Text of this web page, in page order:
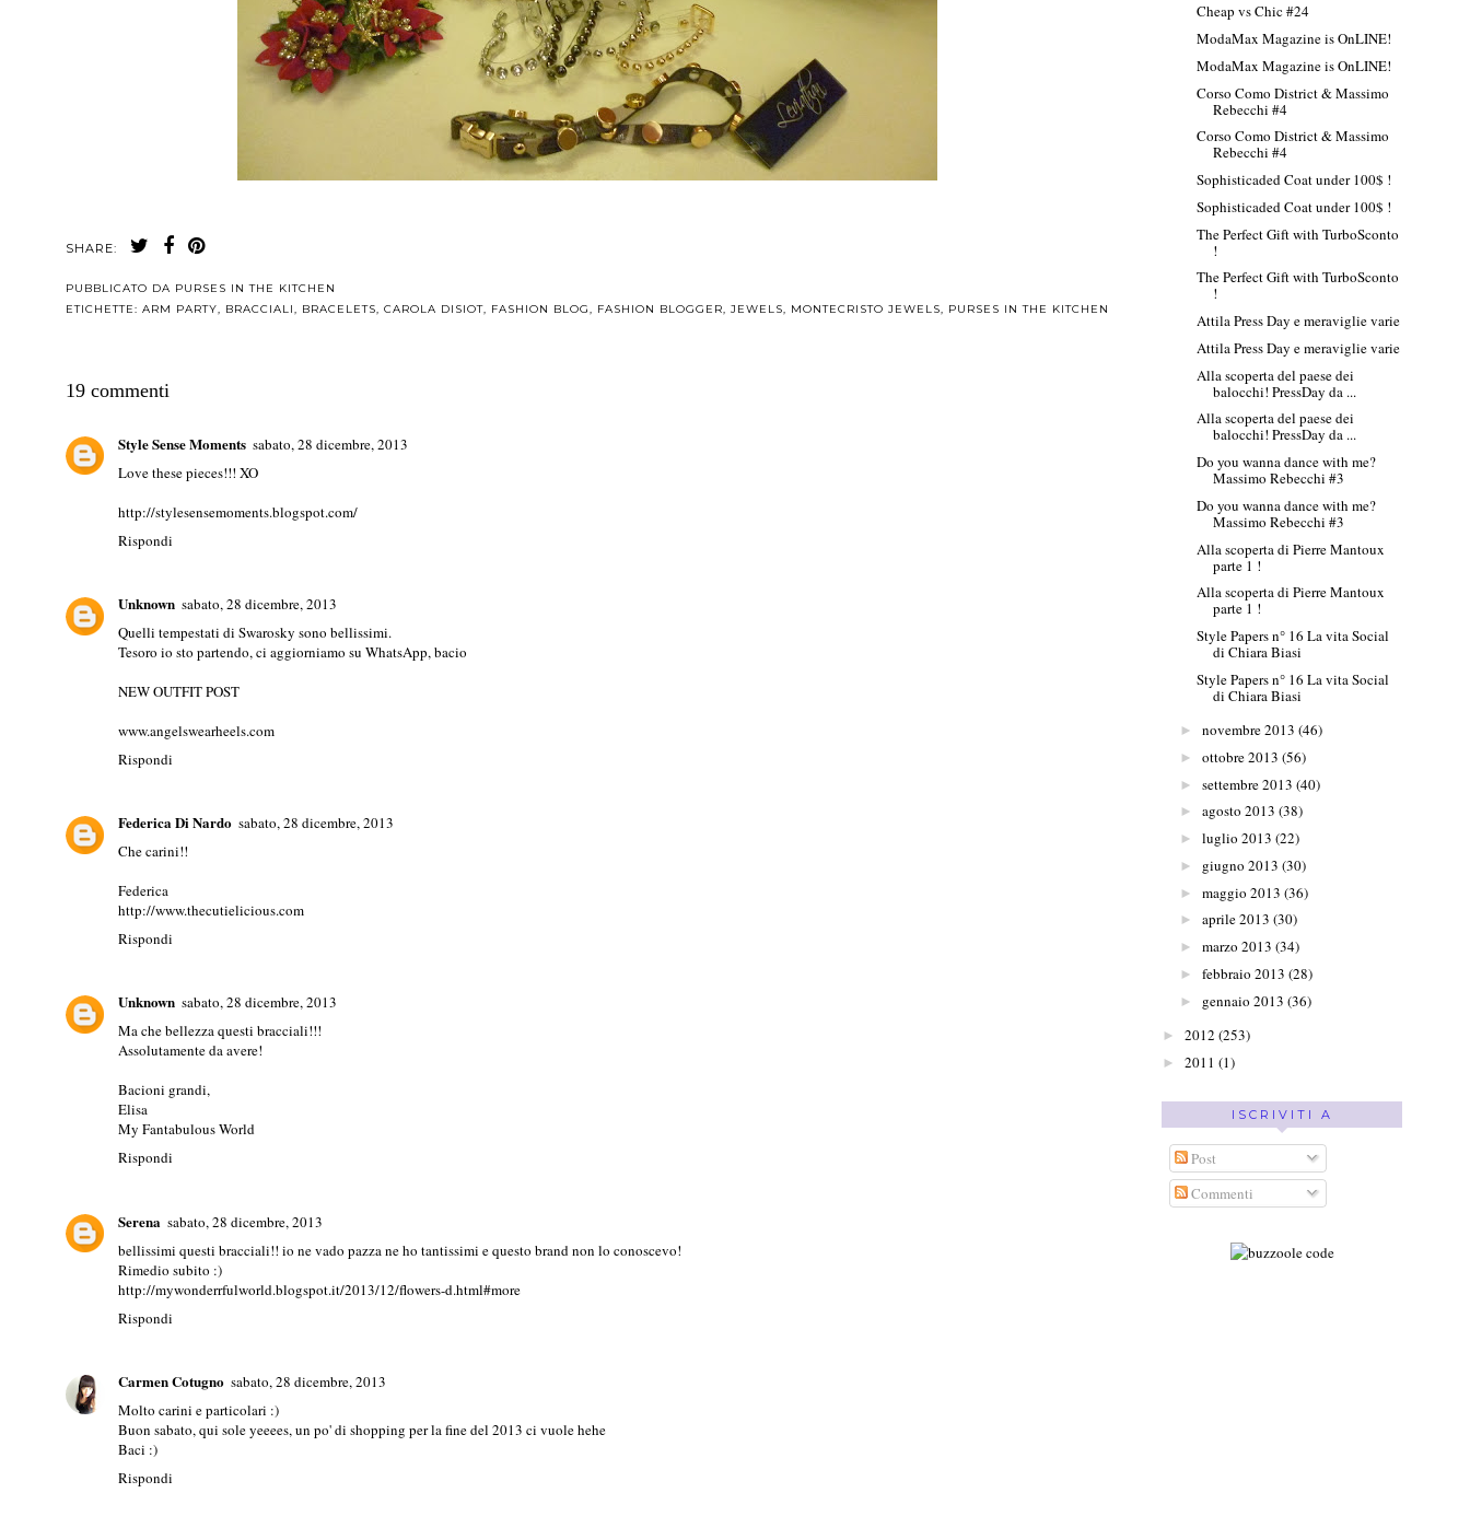
SHARE:
PUBBLICATO DA PURSES IN THE KITCHEN
ETICHETTE: ARM PARTY, BRACCIALI, BRACELETS, CAROLA DISIOT, FASHION BLOG, FASHION BLOGGER, JEWELS, MONTECRISTO JEWELS, PURSES IN THE KITCHEN
19 commenti
Style Sense Moments sabato, 28 dicembre, 2013
Love these pieces!!! XO
http://stylesensemoments.blogspot.com/
Rispondi
Unknown sabato, 28 dicembre, 2013
Quelli tempestati di Swarosky sono bellissimi.
Tesoro io sto partendo, ci aggiorniamo su WhatsApp, bacio
NEW OUTFIT POST
www.angelswearheels.com
Rispondi
Federica Di Nardo sabato, 28 dicembre, 2013
Che carini!!
Federica
http://www.thecutielicious.com
Rispondi
Unknown sabato, 28 dicembre, 2013
Ma che bellezza questi bracciali!!!
Assolutamente da avere!
Bacioni grandi,
Elisa
My Fantabulous World
Rispondi
Serena sabato, 28 dicembre, 2013
bellissimi questi bracciali!! io ne vado pazza ne ho tantissimi e questo brand non lo conoscevo!
Rimedio subito :)
http://mywonderrfulworld.blogspot.it/2013/12/flowers-d.html#more
Rispondi
Carmen Cotugno sabato, 28 dicembre, 2013
Molto carini e particolari :)
Buon sabato, qui sole yeeees, un po' di shopping per la fine del 2013 ci vuole hehe
Baci :)
Rispondi
Cheap vs Chic #24
ModaMax Magazine is OnLINE!
ModaMax Magazine is OnLINE!
Corso Como District & Massimo
Rebecchi #4
Corso Como District & Massimo
Rebecchi #4
Sophisticaded Coat under 100$ !
Sophisticaded Coat under 100$ !
The Perfect Gift with TurboSconto
!
The Perfect Gift with TurboSconto
!
Attila Press Day e meraviglie varie
Attila Press Day e meraviglie varie
Alla scoperta del paese dei
balocchi! PressDay da ...
Alla scoperta del paese dei
balocchi! PressDay da ...
Do you wanna dance with me?
Massimo Rebecchi #3
Do you wanna dance with me?
Massimo Rebecchi #3
Alla scoperta di Pierre Mantoux
parte 1 !
Alla scoperta di Pierre Mantoux
parte 1 !
Style Papers n° 16 La vita Social
di Chiara Biasi
Style Papers n° 16 La vita Social
di Chiara Biasi
► novembre 2013 (46)
► ottobre 2013 (56)
► settembre 2013 (40)
► agosto 2013 (38)
► luglio 2013 (22)
► giugno 2013 (30)
► maggio 2013 (36)
► aprile 2013 (30)
► marzo 2013 (34)
► febbraio 2013 (28)
► gennaio 2013 (36)
► 2012 (253)
► 2011 (1)
ISCRIVITI A
Post
Commenti